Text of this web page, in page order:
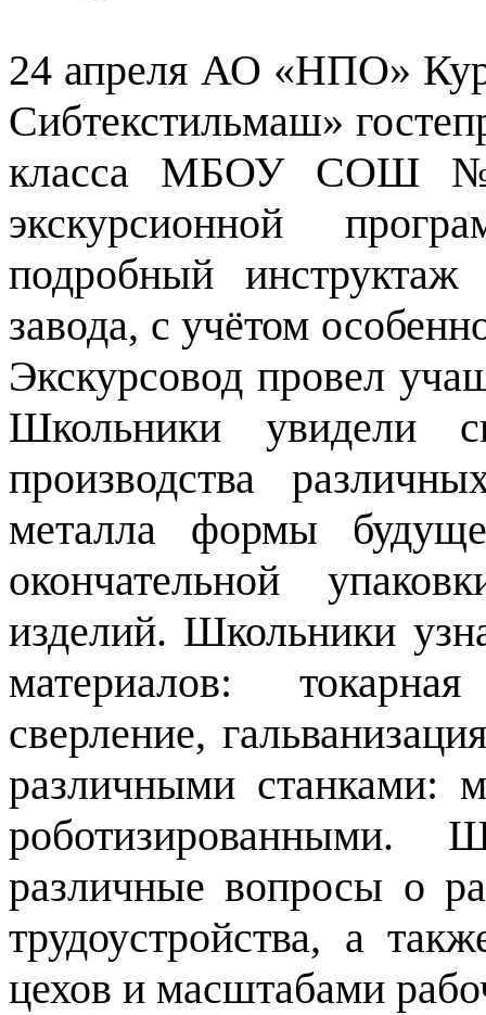
24 апреля АО «НПО»
Сибтекстильмаш»
класса МБОУ СОШ
экскурсионной
подробный
завода, с учётом
Экскурсовод провел
Школьники увидели
производства
металла формы
окончательной
изделий. Школьники
материалов:
сверление,
различными станками:
роботизированными.
различные вопросы о
трудоустройства, а
цехов и масштабами